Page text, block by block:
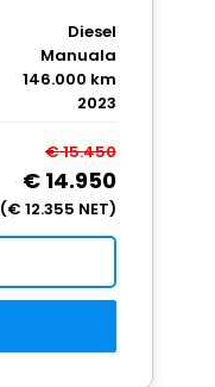
Diesel
Manuala
146.000 km
2023
€ 15.450
€ 14.950
(€ 12.355 NET)